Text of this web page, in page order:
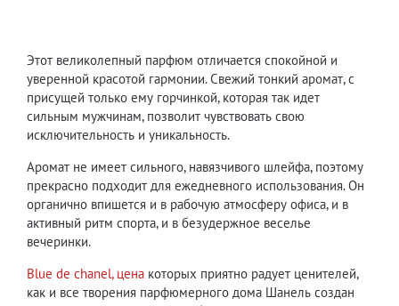
Этот великолепный парфюм отличается спокойной и
уверенной красотой гармонии. Свежий тонкий аромат, с
присущей только ему горчинкой, которая так идет
сильным мужчинам, позволит чувствовать свою
исключительность и уникальность.
Аромат не имеет сильного, навязчивого шлейфа, поэтому
прекрасно подходит для ежедневного использования. Он
органично впишется и в рабочую атмосферу офиса, и в
активный ритм спорта, и в безудержное веселье
вечеринки.
Blue de chanel, цена которых приятно радует ценителей,
как и все творения парфюмерного дома Шанель создан